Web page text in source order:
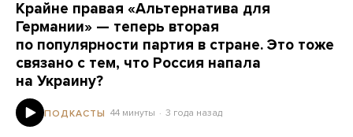
Крайне правая «Альтернатива для
Германии» — теперь вторая
по популярности партия в стране. Это тоже
связано с тем, что Россия напала
на Украину?
ПОДКАСТЫ 44 минуты 3 года назад